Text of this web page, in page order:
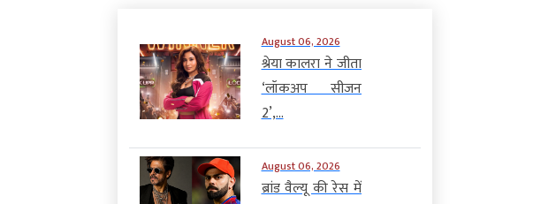
August 06, 2026
श्रेया कालरा ने जीता
‘लॉकअप सीजन
2’,...
August 06, 2026
ब्रांड वैल्यू की रेस में